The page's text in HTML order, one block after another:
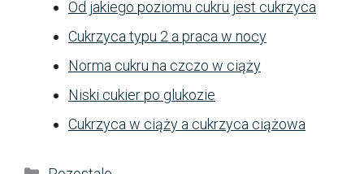
Od jakiego poziomu cukru jest cukrzyca
Cukrzyca typu 2 a praca w nocy
Norma cukru na czczo w ciąży
Niski cukier po glukozie
Cukrzyca w ciąży a cukrzyca ciążowa